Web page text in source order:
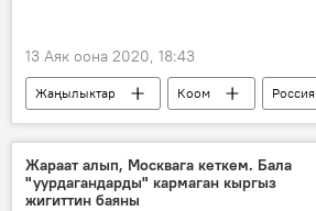
13 Аяк оона 2020, 18:43
Жаңылыктар Коом
Россия
Дүйнөдө
Анастасия Заворотнюк
оору
Анастасия Заворотнюк кабылган дарт
Жараат алып, Москвага кеткем. Бала
"уурдагандарды" кармаган кыргыз
жигиттин баяны